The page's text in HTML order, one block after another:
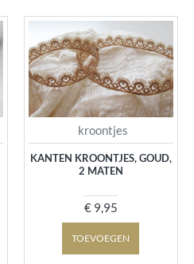
kroontjes
KANTEN KROONTJES, GOUD,
2 MATEN
€ 9,95
TOEVOEGEN